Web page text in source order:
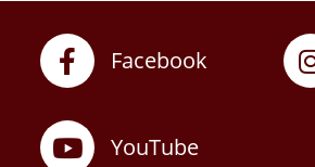
Facebook
YouTube